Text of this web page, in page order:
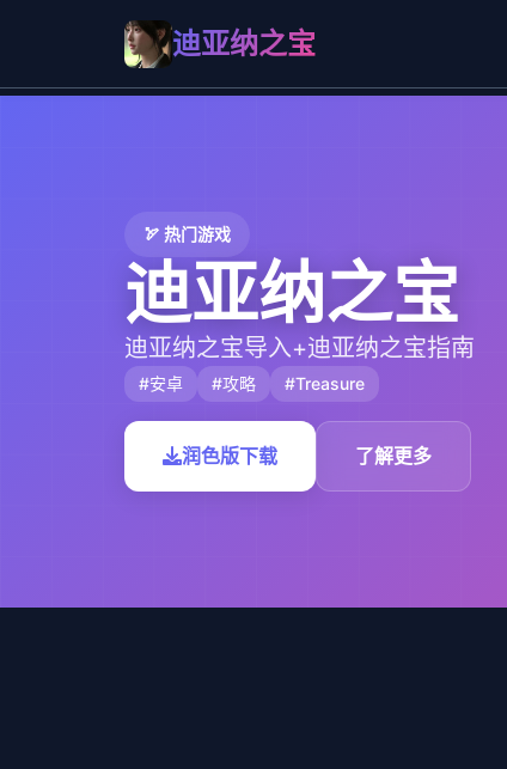
迪亚纳之宝
🏹 热门游戏
迪亚纳之宝
迪亚纳之宝导入+迪亚纳之宝指南
#安卓 #攻略 #Treasure
润色版下载 了解更多